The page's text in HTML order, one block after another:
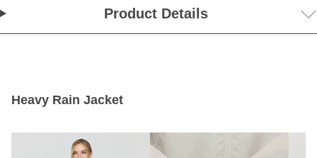
Product Details
Heavy Rain Jacket